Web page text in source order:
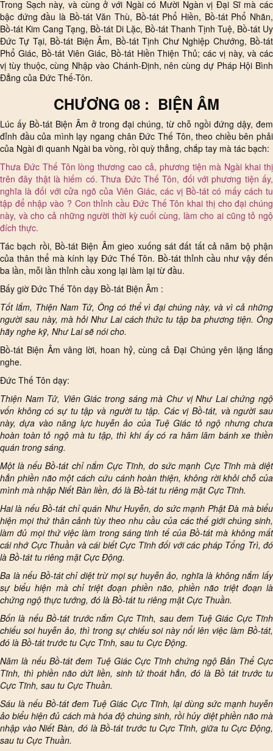
Trong Sạch này, và cùng ở với Ngài có Mười Ngàn vị Đại Sĩ mà các
bậc đứng đầu là Bồ-tát Văn Thù, Bồ-tát Phổ Hiền, Bồ-tát Phổ Nhãn,
Bồ-tát Kim Cang Tạng, Bồ-tát Di Lặc, Bồ-tát Thanh Tịnh Tuệ, Bồ-tát Uy
Đức Tự Tại, Bồ-tát Biện Âm, Bồ-tát Tịnh Chư Nghiệp Chướng, Bồ-tát
Phổ Giác, Bồ-tát Viên Giác, Bồ-tát Hiền Thiện Thủ; các vị này, và các
vị tùy thuộc, cùng Nhập vào Chánh-Định, nên cùng dự Pháp Hội Bình
Đẳng của Đức Thế-Tôn.
CHƯƠNG 08 : BIỆN ÂM
Lúc ấy Bồ-tát Biện Âm ở trong đại chúng, từ chỗ ngồi đứng dậy, đem
đỉnh đầu của mình lạy ngang chân Đức Thế Tôn, theo chiều bên phải
của Ngài đi quanh Ngài ba vòng, rồi quỳ thẳng, chắp tay mà tác bạch:
Thưa Đức Thế Tôn lòng thương cao cả, phương tiện mà Ngài khai thị
trên đây thật là hiếm có. Thưa Đức Thế Tôn, đối với phương tiện ấy,
nghĩa là đối với cửa ngõ của Viên Giác, các vị Bồ-tát có mấy cách tu
tập để nhập vào ? Con thỉnh cầu Đức Thế Tôn khai thị cho đại chúng
này, và cho cả những người thời kỳ cuối cùng, làm cho ai cũng tỏ ngộ
đích thực.
Tác bạch rồi, Bồ-tát Biện Âm gieo xuống sát đất tất cả năm bộ phận
của thân thể mà kính lạy Đức Thế Tôn. Bồ-tát thỉnh cầu như vậy đến
ba lần, mỗi lần thỉnh cầu xong lại làm lại từ đầu.
Bấy giờ Đức Thế Tôn dạy Bồ-tát Biện Âm :
Tốt lắm, Thiện Nam Tử, Ông có thể vì đại chúng này, và vì cả những
người sau này, mà hỏi Như Lai cách thức tu tập ba phương tiện. Ông
hãy nghe kỹ, Như Lai sẽ nói cho.
Bồ-tát Biện Âm vâng lời, hoan hỷ, cùng cả Đại Chúng yên lặng lắng
nghe.
Đức Thế Tôn dạy:
Thiện Nam Tử, Viên Giác trong sáng mà Chư vị Như Lai chứng ngộ
vốn không có sự tu tập và người tu tập. Các vị Bồ-tát, và người sau
này, dựa vào năng lực huyễn ảo của Tuệ Giác tỏ ngộ nhưng chưa
hoàn toàn tỏ ngộ mà tu tập, thì khi ấy có ra hâm lăm bánh xe thiền
quán trong sáng.
Một là nếu Bồ-tát chỉ nắm Cực Tĩnh, do sức mạnh Cực Tĩnh mà diệt
hẳn phiền não một cách cứu cánh hoàn thiện, không rời khỏi chỗ của
mình mà nhập Niết Bàn liền, đó là Bồ-tát tu riêng mặt Cực Tĩnh.
Hai là nếu Bồ-tát chỉ quán Như Huyễn, do sức mạnh Phật Đà mà biểu
hiện mọi thứ thân cảnh tùy theo nhu cầu của các thế giới chúng sinh,
làm đủ mọi thứ việc làm trong sáng tinh tế của Bồ-tát mà không mất
cái nhớ Cực Thuần và cái biết Cực Tĩnh đối với các pháp Tổng Trì, đó
là Bồ-tát tu riêng mặt Cực Động.
Ba là nếu Bồ-tát chỉ diệt trừ mọi sự huyễn ảo, nghĩa là không nắm lấy
sự biểu hiện mà chỉ triệt đoạn phiền não, phiền não triệt đoạn là
chứng ngộ thực tướng, đó là Bồ-tát tu riêng mặt Cực Thuần.
Bốn là nếu Bồ-tát trước nắm Cực Tĩnh, sau đem Tuệ Giác Cực Tĩnh
chiếu soi huyễn ảo, thì trong sự chiếu soi này nổi lên việc làm Bồ-tát,
đó là Bồ-tát trước tu Cực Tĩnh, sau tu Cực Động.
Năm là nếu Bồ-tát đem Tuệ Giác Cực Tĩnh chứng ngộ Bản Thể Cực
Tĩnh, thì phiền não dứt liền, sinh tử thoát hẳn, đó là Bồ tát trước tu
Cực Tĩnh, sau tu Cực Thuần.
Sáu là nếu Bồ-tát đem Tuệ Giác Cực Tĩnh, lại dùng sức mạnh huyễn
ảo biểu hiện đủ cách mà hóa độ chúng sinh, rồi hủy diệt phiền não mà
nhập vào Niết Bàn, đó là Bồ-tát trước tu Cực Tĩnh, giữa tu Cực Động,
sau tu Cực Thuần.